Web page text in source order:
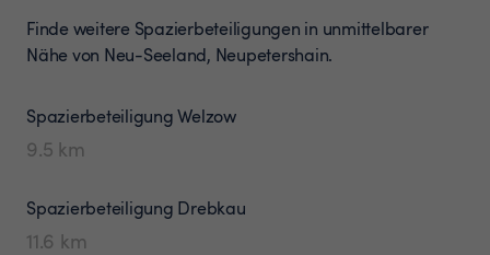
Finde weitere Spazierbeteiligungen in unmittelbarer
Nähe von Neu-Seeland, Neupetershain.
SpazierbeteiligungWelzow
9.5 km
Spazierbeteiligung Drebkau
11.6 km